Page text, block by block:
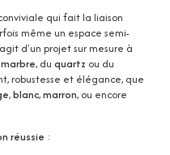
qui fait la liaison
même un espace semi-
d'un projet sur mesure à
marbre, du quartz ou du
robustesse et élégance, que
,blanc,marron, ou encore
réussie :